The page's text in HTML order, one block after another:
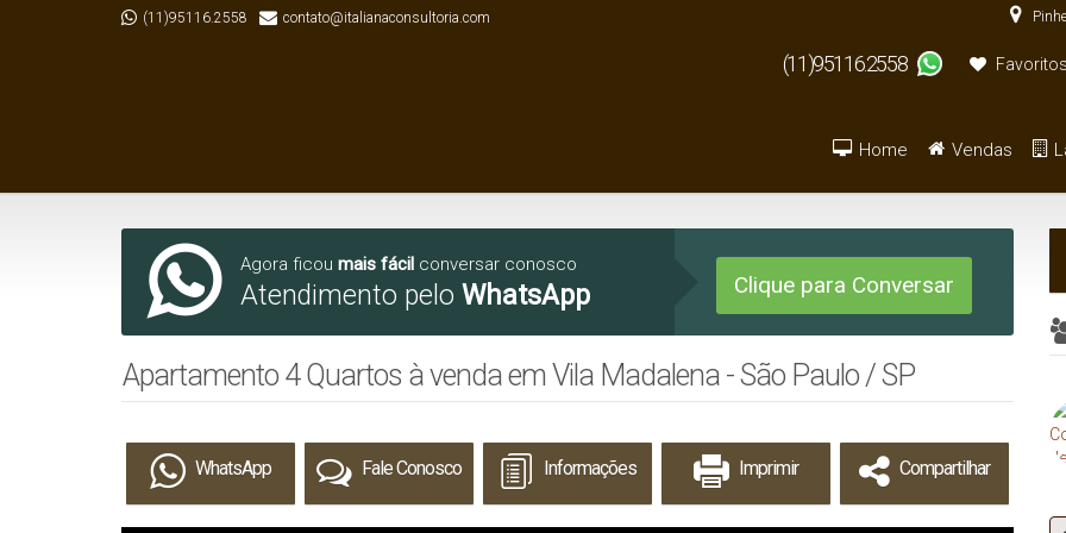
(11)95116.2558 contato@italianaconsultoria.com
Favoritos
Vendas
Home
Agora ficou mais fácil conversar conosco
Atendimento pelo WhatsApp Clique para Conversar
Apartamento 4 Quartos à venda em Vila Madalena - São Paulo / SP
WhatsApp Fale Conosco Informações Imprimir Compartilhar